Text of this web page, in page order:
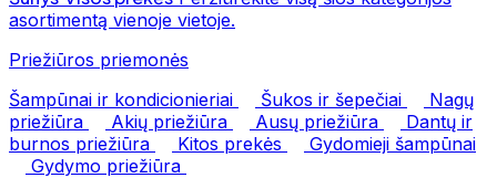
asortimentą vienoje vietoje.
Priežiūros priemonės
Šampūnai ir kondicionieriai
Šukos ir šepečiai
Nagų
priežiūra
Akių priežiūra Ausų priežiūra
Dantų ir
burnos priežiūra
Kitos prekės
Gydomieji šampūnai
Gydymo priežiūra